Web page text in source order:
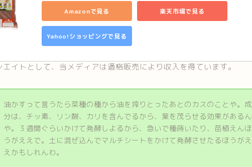
Amazonで見る 楽天市場で見る
Yahoo!ショッピングで見る
イトとして、当メディアは適格販売により収入を得ています。
油かすって言うたら菜種の種から油を搾りとったあとのカスのことや。成
分は、チッ素、リン酸、カリを含んでるから、葉を茂らせる効果があるん
や。３週間ぐらいかけて発酵しよるから、急いで種蒔いたり、苗植えんほ
うがええで。土に混ぜ込んでマルチシートをかけて発酵させたるほうがえ
えかもしれんわ。